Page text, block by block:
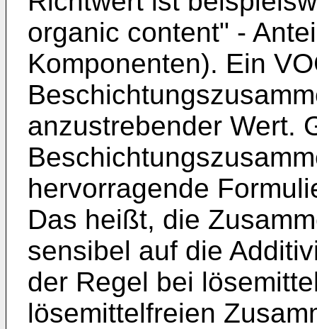
organic content" -
Komponenten). Ein
anzustrebender Wert.
hervorragende
Das heißt, die
sensibel auf die
der Regel bei
lösemittelfreien